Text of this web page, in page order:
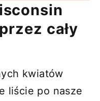
cały
kwiatów
liście po nasze